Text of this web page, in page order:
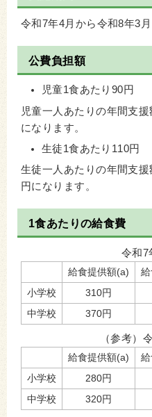
令和7年4月から令和8年3
公費負担額
児童1食あたり90円
児童一人あたりの年間支
になります。
生徒1食あたり110円
生徒一人あたりの年間支
円になります。
1食あたりの給食費
令和7
給食提供額(a)
小学校
310円
中学校
370円
（参考）
給食提供額(a)
小学校
280円
中学校
320円